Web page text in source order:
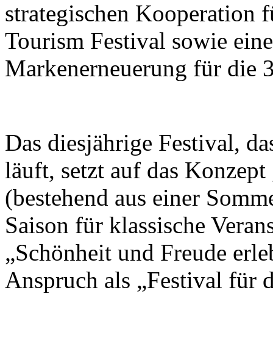
strategischen Kooperation
Tourism Festival sowie
Markenerneuerung für die
Das diesjährige Festival,
läuft, setzt auf das
(bestehend aus einer
Saison für klassische
„Schönheit und Freude
Anspruch als „Festival für